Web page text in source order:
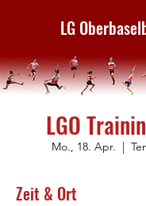
LG
LGO
Mo., 18. Apr.
  |
Zeit & Ort